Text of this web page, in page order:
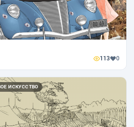
113 0
ИСКУССТВО